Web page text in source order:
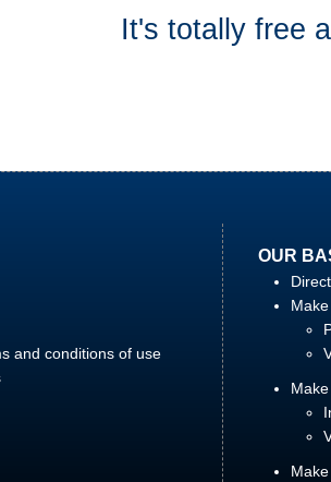
It's totally free
and conditions of use
OUR